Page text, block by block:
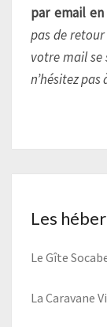
par email
pas de
votre mail se
n’hésitez
Les
Le Gîte
La Caravane